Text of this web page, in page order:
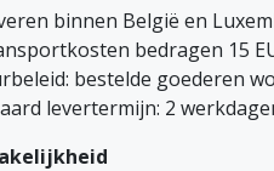
binnen België en
bedragen 15
bestelde goederen
levertermijn: 2